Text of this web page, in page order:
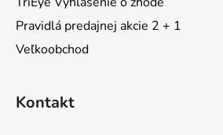
Pravidlá predajnej akcie 2 + 1
Veľkoobchod
Kontakt